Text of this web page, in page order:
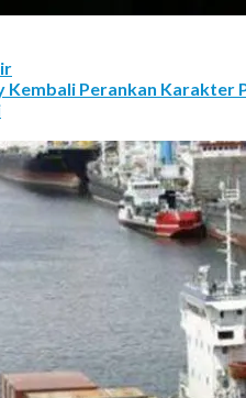
Perankan Karakter